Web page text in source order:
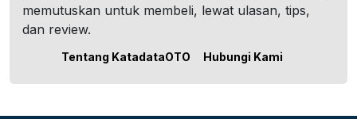
memutuskan untuk membeli, lewat ulasan, tips,
dan review.
Tentang KatadataOTO Hubungi Kami